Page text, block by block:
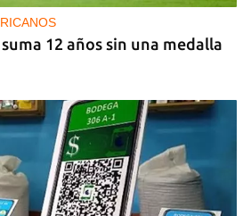
12 años sin una medalla